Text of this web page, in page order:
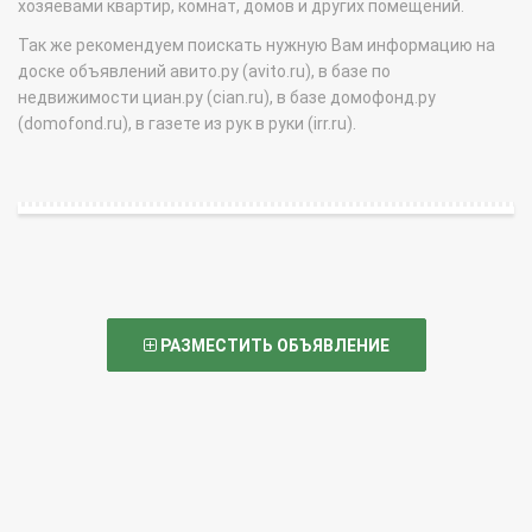
хозяевами квартир, комнат, домов и других помещений.
Так же рекомендуем поискать нужную Вам информацию на
доске объявлений авито.ру (avito.ru), в базе по
недвижимости циан.ру (cian.ru), в базе домофонд.ру
(domofond.ru), в газете из рук в руки (irr.ru).
РАЗМЕСТИТЬ ОБЪЯВЛЕНИЕ